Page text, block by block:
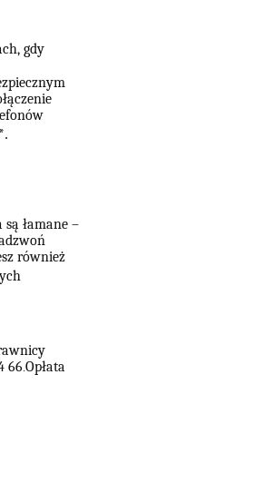
gdy
.
łamane –
również
66.Opłata